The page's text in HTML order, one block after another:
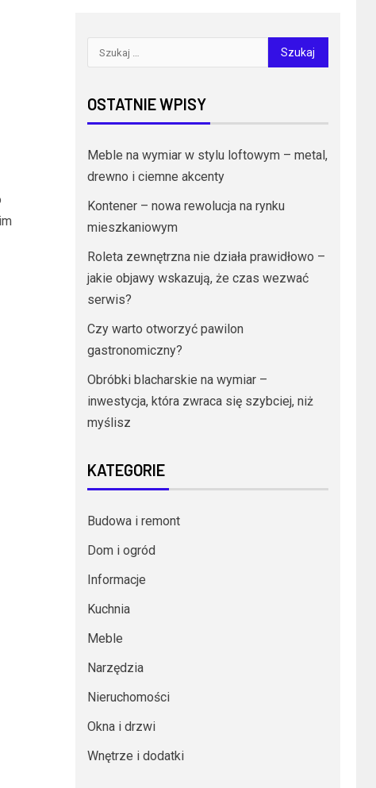
OSTATNIE WPISY
Meble na wymiar w stylu loftowym – metal,
drewno i ciemne akcenty
Kontener – nowa rewolucja na rynku
mieszkaniowym
Roleta zewnętrzna nie działa prawidłowo –
jakie objawy wskazują, że czas wezwać
serwis?
Czy warto otworzyć pawilon
gastronomiczny?
Obróbki blacharskie na wymiar –
inwestycja, która zwraca się szybciej, niż
myślisz
KATEGORIE
Budowa i remont
Dom i ogród
Informacje
Kuchnia
Meble
Narzędzia
Nieruchomości
Okna i drzwi
Wnętrze i dodatki